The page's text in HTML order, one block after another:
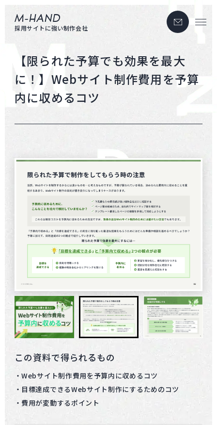
エムハンド
採用サイトに強い制作会社
お問い合わせ
【限られた予算でも効果を最大
に！】Webサイト制作費用を予算
内に収めるコツ
この資料で得られるもの
Webサイト制作費用を予算内に収めるコツ
目標達成できるWebサイト制作にするためのコツ
費用が変動するポイント